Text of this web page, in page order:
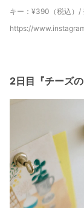
キー：¥390（税込）/
https://
2日目『チーズ